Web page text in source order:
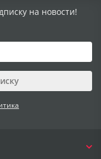
на новости!